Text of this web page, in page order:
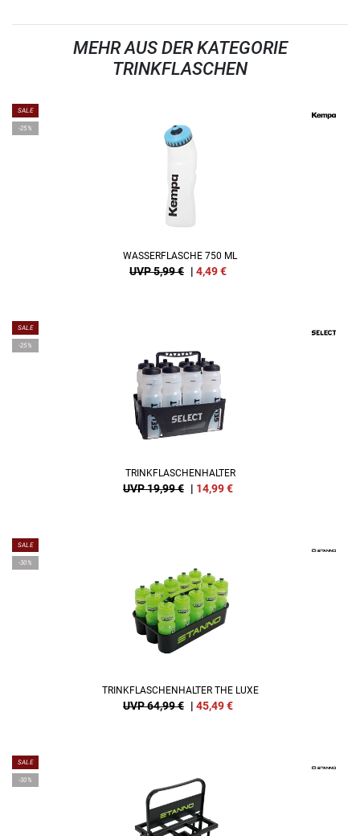
MEHR AUS DER KATEGORIE
TRINKFLASCHEN
SALE
-25%
WASSERFLASCHE 750 ML
UVP 5,99 € | 4,49€
SALE
-25%
TRINKFLASCHENHALTER
UVP 19,99 € | 14,99€
SALE
-30%
TRINKFLASCHENHALTER THE LUXE
UVP 64,99 € | 45,49€
SALE
-30%